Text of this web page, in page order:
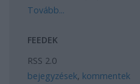
Tovább...
FEEDEK
RSS 2.0
bejegyzések, kommentek